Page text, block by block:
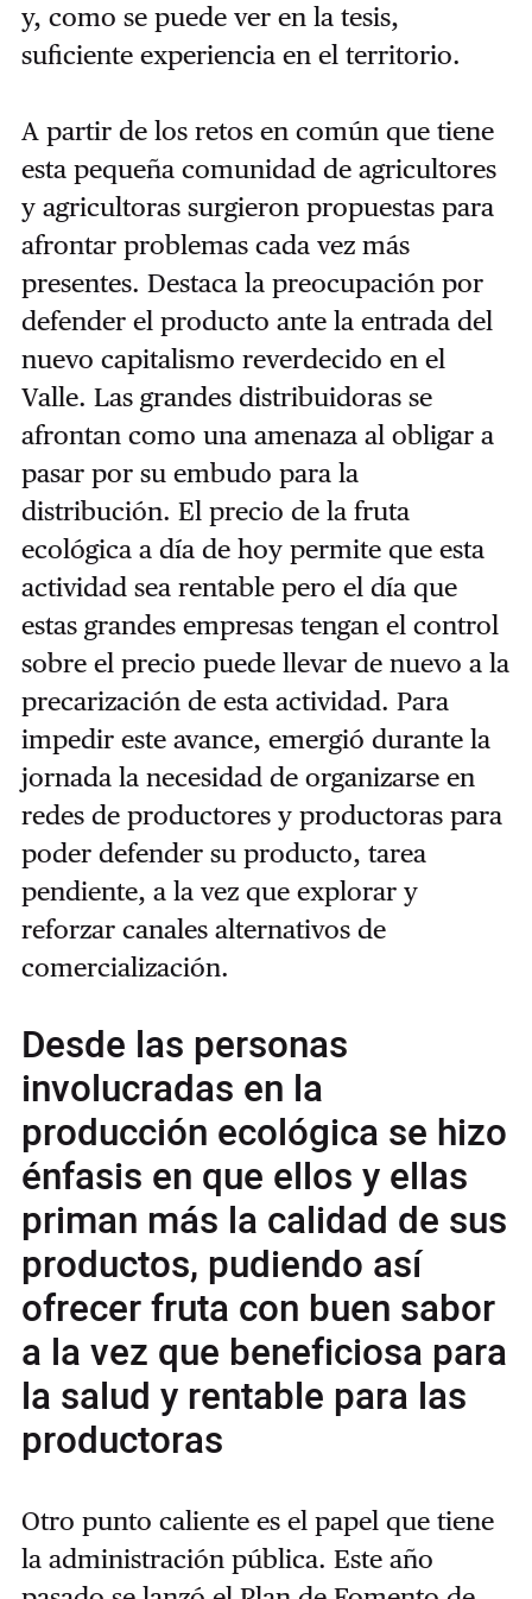
y, como se puede ver en la tesis,
suficiente experiencia en el territorio.
A partir de los retos en común que tiene
esta pequeña comunidad de agricultores
y agricultoras surgieron propuestas para
afrontar problemas cada vez más
presentes. Destaca la preocupación por
defender el producto ante la entrada del
nuevo capitalismo reverdecido en el
Valle. Las grandes distribuidoras se
afrontan como una amenaza al obligar a
pasar por su embudo para la
distribución. El precio de la fruta
ecológica a día de hoy permite que esta
actividad sea rentable pero el día que
estas grandes empresas tengan el control
sobre el precio puede llevar de nuevo a la
precarización de esta actividad. Para
impedir este avance, emergió durante la
jornada la necesidad de organizarse en
redes de productores y productoras para
poder defender su producto, tarea
pendiente, a la vez que explorar y
reforzar canales alternativos de
comercialización.
Desde las personas
involucradas en la
producción ecológica se hizo
énfasis en que ellos y ellas
priman más la calidad de sus
productos, pudiendo así
ofrecer fruta con buen sabor
a la vez que beneficiosa para
la salud y rentable para las
productoras
Otro punto caliente es el papel que tiene
la administración pública. Este año